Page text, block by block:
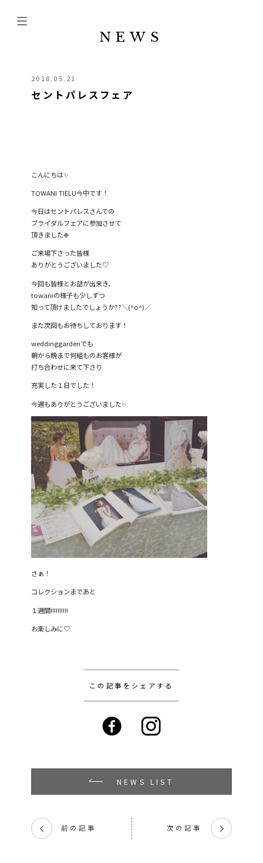
NEWS
2018.05.21
セントパレスフェア
こんにちは✨
TOWANI TIELU今中です！
今日はセントパレスさんでの
ブライダルフェアに参加させて
頂きました❉
ご来場下さった皆様
ありがとうございました♡
今回も皆様とお話が出来き、
towaniの様子も少しずつ
知って頂けましたでしょうか??＼(^o^)／
また次回もお待ちしております！
weddinggardenでも
朝から晩まで何組ものお客様が
打ち合わせに来て下さり
充実した１日でした！
今週もありがとうございました✨
さぁ！
コレクションまであと
１週間!!!!!!!!!!
お楽しみに♡
この記事をシェアする
NEWS LIST
く 前の記事 次の記事 く